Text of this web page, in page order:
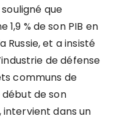
que
% de son PIB en
Russie, et a insisté
de défense
communs de
de son
intervient dans un